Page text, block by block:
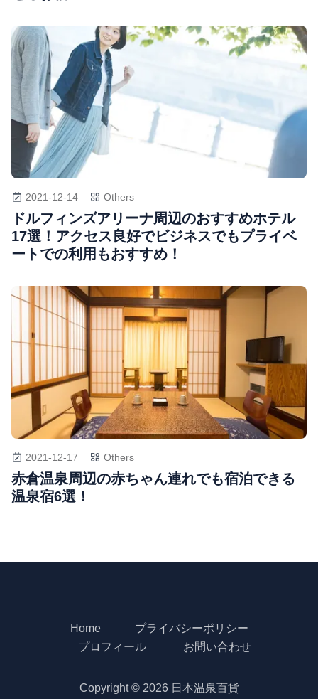
2021-12-14 Others
ドルフィンズアリーナ周辺のおすすめホテル
17選！アクセス良好でビジネスでもプライベ
ートでの利用もおすすめ！
2021-12-17 Others
赤倉温泉周辺の赤ちゃん連れでも宿泊できる
温泉宿6選！
Home
プライバシーポリシー
プロフィール
お問い合わせ
Copyright © 2026 日本温泉百貨